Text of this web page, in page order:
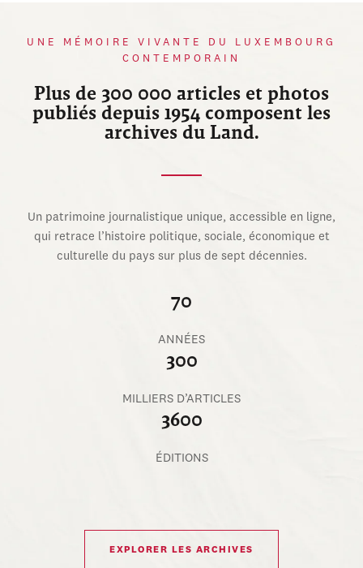
UNE MÉMOIRE VIVANTE DU LUXEMBOURG
CONTEMPORAIN
Plus de 300 000 articles et photos
publiés depuis 1954 composent les
archives du Land.
Un patrimoine journalistique unique, accessible en ligne,
qui retrace l’histoire politique, sociale, économique et
culturelle du pays sur plus de sept décennies.
70
ANNÉES
300
MILLIERS D’ARTICLES
3600
ÉDITIONS
EXPLORER LES ARCHIVES